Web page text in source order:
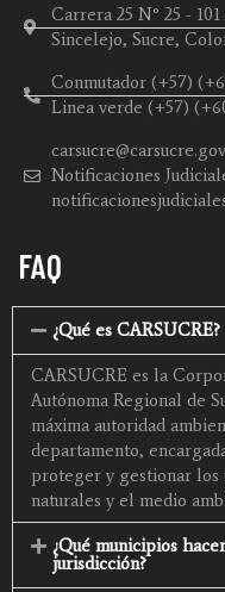
Carrera 25 N° 25 -
Sincelejo, Sucre,
Conmutador (+57)
Linea verde (+57)
Notificaciones
FAQ
¿Qué es CARSUCRE?
CARSUCRE es la
Autónoma Regional de
máxima autoridad
departamento,
proteger y gestionar los
naturales y el medio
¿Qué municipios
jurisdicción?